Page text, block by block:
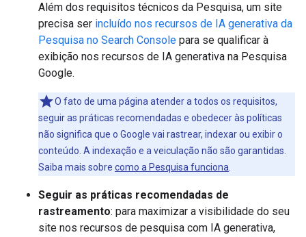
Além dos requisitos técnicos da Pesquisa, um site
precisa ser incluído nos recursos de IA generativa da
Pesquisa no Search Console para se qualificar à
exibição nos recursos de IA generativa na Pesquisa
Google.
O fato de uma página atender a todos os requisitos,
seguir as práticas recomendadas e obedecer às políticas
não significa que o Google vai rastrear, indexar ou exibir o
conteúdo. A indexação e a veiculação não são garantidas.
Saiba mais sobre como a Pesquisa funciona
Seguir as práticas recomendadas de
rastreamento: para maximizar a visibilidade do seu
site nos recursos de pesquisa com IA generativa,